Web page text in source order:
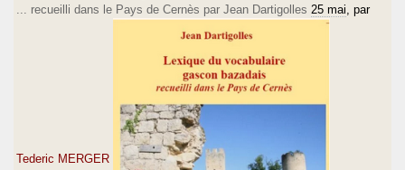
... recueilli dans le Pays de Cernès par Jean Dartigolles 25 mai , par
Tederic MERGER